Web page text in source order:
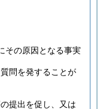
その原因となる事実
問を発することが
提出を促し、又は